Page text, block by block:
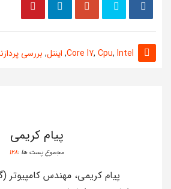
Core I7, Cpu, Intel
, اینتل, بررسی
پیام کریمی
مجموع پست ها :128